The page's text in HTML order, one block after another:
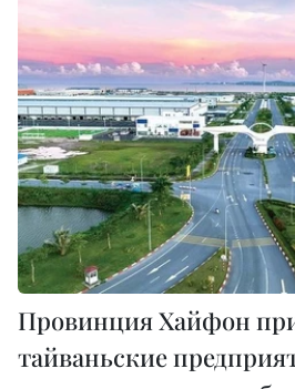
Провинция Хайфон
тайваньские